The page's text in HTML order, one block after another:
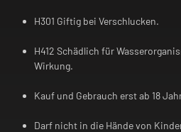
H301 Giftig bei Verschlucken.
H412 Schädlich für
Wirkung.
Kauf und Gebrauch erst ab 18
Darf nicht in die Hände von